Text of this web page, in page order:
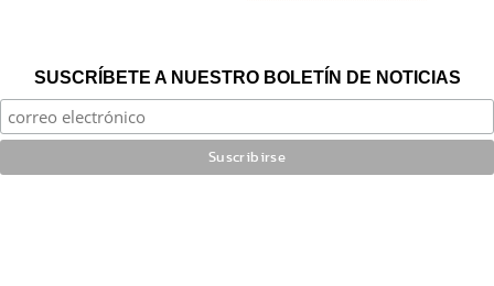
SUSCRÍBETE A NUESTRO BOLETÍN DE NOTICIAS